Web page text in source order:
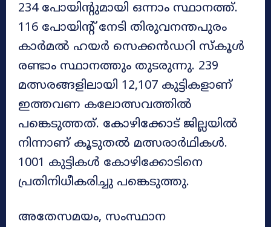
234 പോയിന്റുമായി ഒന്നാം സ്ഥാനത്ത്.
116 പോയിന്റ് നേടി തിരുവനന്തപുരം
കാർമൽ ഹയർ സെക്കൻഡറി സ്കൂൾ
രണ്ടാം സ്ഥാനത്തും തുടരുന്നു. 239
മത്സരങ്ങളിലായി 12,107 കുട്ടികളാണ്
ഇത്തവണ കലോത്സവത്തിൽ
പങ്കെടുത്തത്. കോഴിക്കോട് ജില്ലയിൽ
നിന്നാണ് കൂടുതൽ മത്സരാർഥികൾ.
1001 കുട്ടികൾ കോഴിക്കോടിനെ
പ്രതിനിധീകരിച്ചു പങ്കെടുത്തു.
അതേസമയം, സംസ്ഥാന